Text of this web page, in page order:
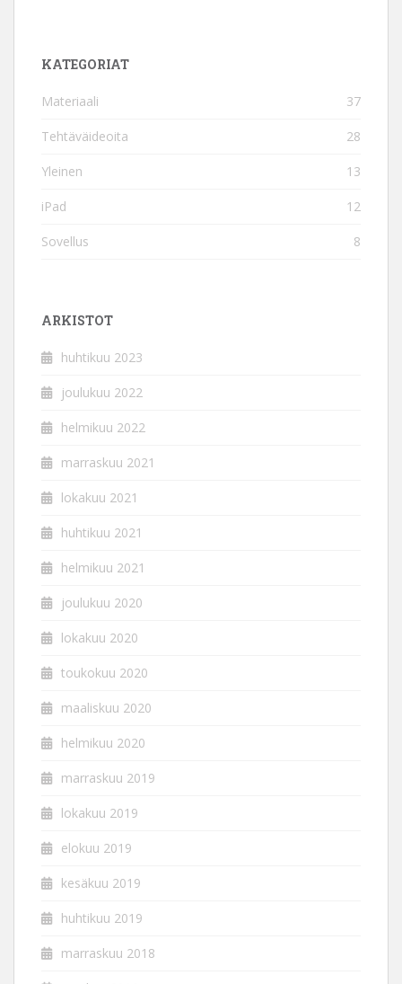
KATEGORIAT
Materiaali 37
Tehtäväideoita 28
Yleinen 13
iPad 12
Sovellus 8
ARKISTOT
huhtikuu 2023
joulukuu 2022
helmikuu 2022
marraskuu 2021
lokakuu 2021
huhtikuu 2021
helmikuu 2021
joulukuu 2020
lokakuu 2020
toukokuu 2020
maaliskuu 2020
helmikuu 2020
marraskuu 2019
lokakuu 2019
elokuu 2019
kesäkuu 2019
huhtikuu 2019
marraskuu 2018